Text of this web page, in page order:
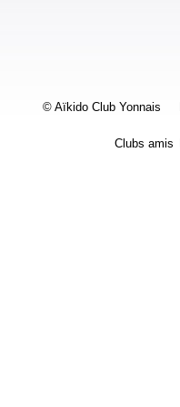
© Aïkido Club Yonnais
Clubs amis